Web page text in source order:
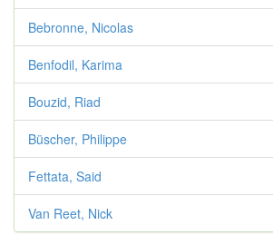
Bebronne, Nicolas
Benfodil, Karima
Bouzid, Riad
Büscher, Philippe
Fettata, Said
Van Reet, Nick